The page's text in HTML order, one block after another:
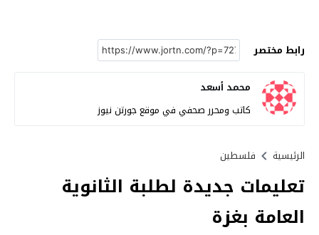
رابط مختصر
محمد أسعد
كاتب ومحرر صحفي في موقع جورتن نيوز
الرئيسية فلسطين
تعليمات جديدة لطلبة الثانوية
العامة بغزة